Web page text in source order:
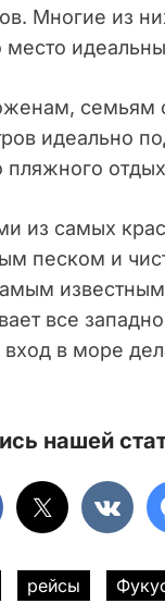
Многие из
место
семьям
идеально
из самых
песком и
известным
все
в море
нашей
рейсы